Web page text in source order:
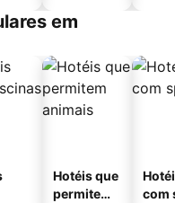
em
Hotéis que
permitem
com